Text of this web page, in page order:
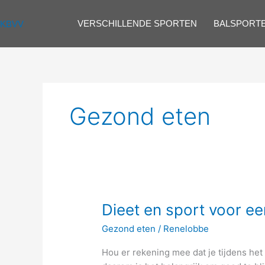
naar
inhoud
KBVV VERSCHILLENDE SPORTEN
Gezond eten
Dieet en sport voor
Gezond eten / Renelobbe
Hou er rekening mee dat je tijdens
Dieet
sport
voor